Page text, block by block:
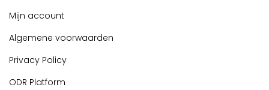
Mijn account
Algemene voorwaarden
Privacy Policy
ODR Platform